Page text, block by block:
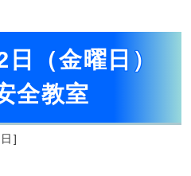
（金曜日）
全教室
]